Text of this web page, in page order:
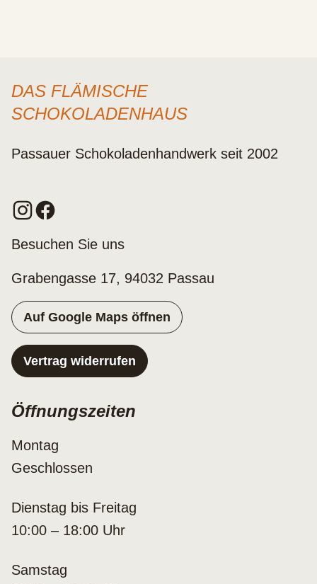
DAS FLÄMISCHE
SCHOKOLADENHAUS
Passauer Schokoladenhandwerk seit 2002
Besuchen Sie uns
Grabengasse 17, 94032 Passau
Auf Google Maps öffnen
Vertrag widerrufen
Öffnungszeiten
Montag
Geschlossen
Dienstag bis Freitag
10:00 – 18:00 Uhr
Samstag